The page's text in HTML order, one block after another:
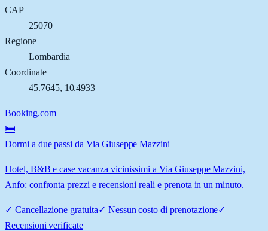
CAP
25070
Regione
Lombardia
Coordinate
45.7645, 10.4933
Booking.com
🛏️
Dormi a due passi da Via Giuseppe Mazzini
Hotel, B&B e case vacanza vicinissimi a Via Giuseppe Mazzini,
Anfo: confronta prezzi e recensioni reali e prenota in un minuto.
✓ Cancellazione gratuita✓ Nessun costo di prenotazione✓
Recensioni verificate